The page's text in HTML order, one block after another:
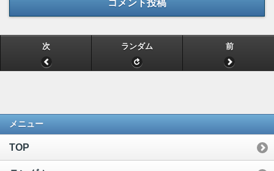
コメント投稿
次 ランダム 前
メニュー
TOP